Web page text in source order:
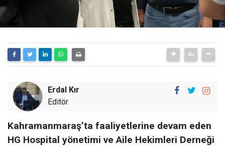
Erdal Kır
Editör
Kahramanmaraş’ta faaliyetlerine devam eden
HG Hospital yönetimi ve Aile Hekimleri Derneği